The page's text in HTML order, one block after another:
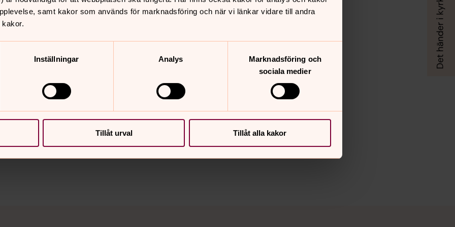
samt kakor som används för marknadsföring och när vi länkar vidare till andra
Inställningar Analys
Marknadsföring och
sociala medier
Tillåt urval Tillåt alla kakor
Någon som sov riktigt tungt
som tur är. Men om så